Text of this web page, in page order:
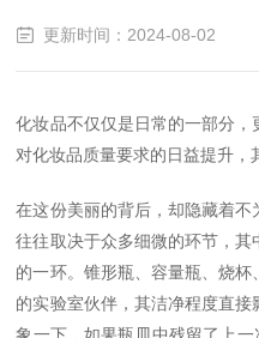
更新时间：2024-08-02
化妆品不仅仅是日常的一部分
对化妆品质量要求的日益提升，
在这份美丽的背后，却隐藏着不
往往取决于众多细微的环节，其
的一环。锥形瓶、容量瓶、烧杯
的实验室伙伴，其洁净程度直